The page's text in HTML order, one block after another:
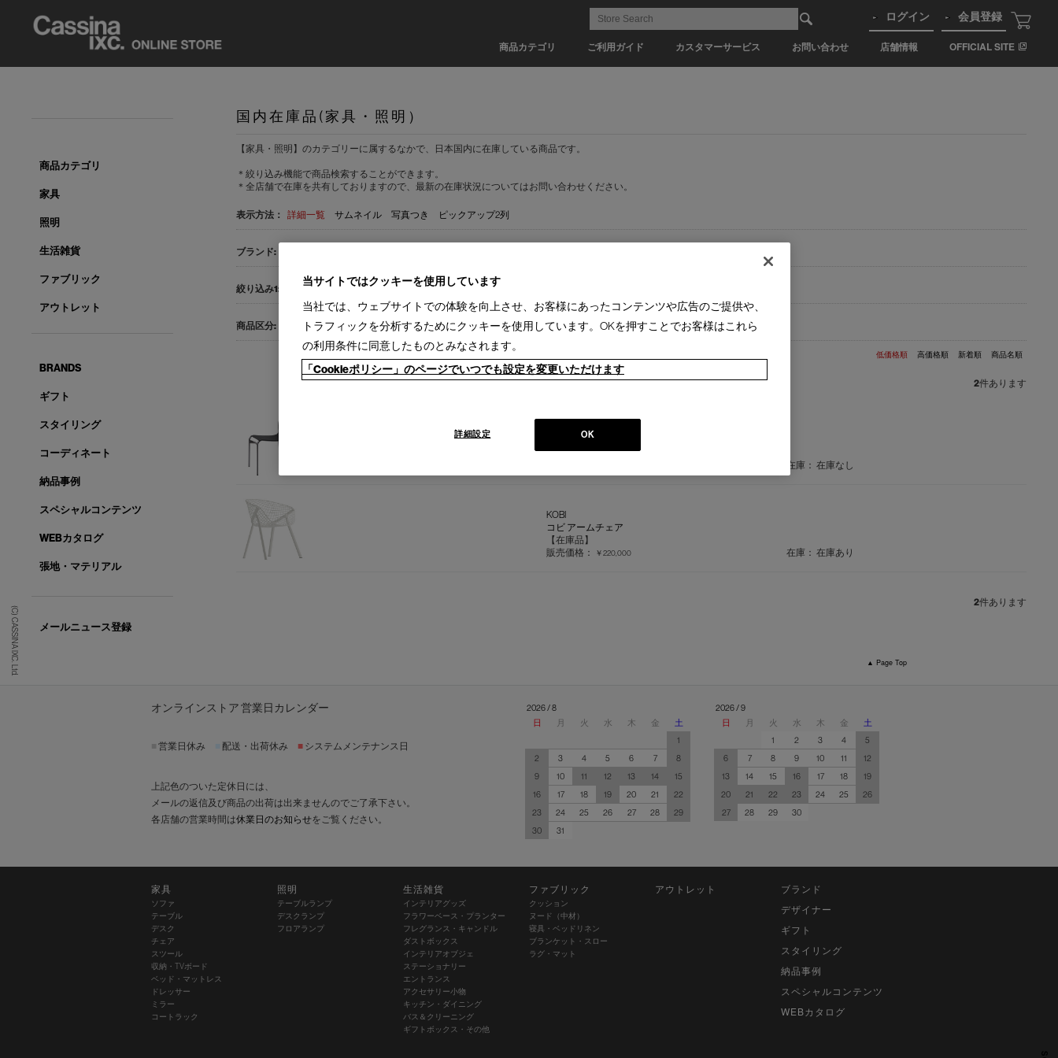
商品カテゴリ ご利用ガイド カスタマーサービス お問い合わせ 店舗情報 OFFICIAL SITE
ログイン 会員登録
(C) CASSINA IXC. Ltd.
国内在庫品(家具・照明）
【家具・照明】のカテゴリーに属するなかで、日本国内に在庫している商品です。
＊絞り込み機能で商品検索することができます。
＊全店舗で在庫を共有しておりますので、最新の在庫状況についてはお問い合わせください。
表示方法： 詳細一覧 サムネイル 写真つき ピックアップ2列
すべて ダイニングチェア(2) ワークチェア(6) カウンターチェア(1)
すべて 国内在庫品(2) 【納期 1-2週間】(2)
低価格順 高価格順 新着順 商品名順
2件あります
ハイフレーム スタッキングチェア（アームレス）
【在庫品】
在庫： 在庫なし
KOBI
コビ アームチェア
【在庫品】
販売価格：
￥220,000 在庫： 在庫あり
2件あります
商品カテゴリ
家具
照明
生活雑貨
ファブリック
アウトレット
BRANDS
ギフト
スタイリング
コーディネート
納品事例
スペシャルコンテンツ
WEBカタログ
張地・マテリアル
メールニュース登録
▲ Page Top
オンラインストア 営業日カレンダー
営業日休み 配送・出荷休み ■ システムメンテナンス日
上記色のついた定休日には、
メールの返信及び商品の出荷は出来ませんのでご了承下さい。
各店舗の営業時間は休業日のお知らせをご覧ください。
2026 / 8
日
月 火 水 木 金
土
1
2
3 4 5 6 7
8
9
10 11 12 13 14
15
16
17 18 19 20 21
22
23
24 25 26 27 28
29
30
31
2026 / 9
日
月 火 水 木 金
土
1
2 3 4
5
6
7 8 9 10 11
12
13
14 15 16 17 18
19
20
21 22 23 24 25
26
27
28 29 30
家具
ソファ
テーブル
デスク
チェア
スツール
収納・TVボード
ベッド・マットレス
ドレッサー
ミラー
コートラック
照明
テーブルランプ
デスクランプ
フロアランプ
生活雑貨
インテリアグッズ
フラワーベース・プランター
フレグランス・キャンドル
ダストボックス
インテリアオブジェ
ステーショナリー
エントランス
アクセサリー小物
キッチン・ダイニング
バス＆クリーニング
ギフトボックス・その他
ファブリック
クッション
ヌード（中材）
寝具・ベッドリネン
ブランケット・スロー
ラグ・マット
アウトレット
ブランド
デザイナー
ギフト
スタイリング
納品事例
スペシャルコンテンツ
WEBカタログ
当サイトではクッキーを使用しています
当社では、ウェブサイトでの体験を向上させ、お客様にあったコンテンツや広告のご提供や、
トラフィックを分析するためにクッキーを使用しています。OKを押すことでお客様はこれら
の利用条件に同意したものとみなされます。
「Cookieポリシー」のページでいつでも設定を変更いただけます
OK
詳細設定